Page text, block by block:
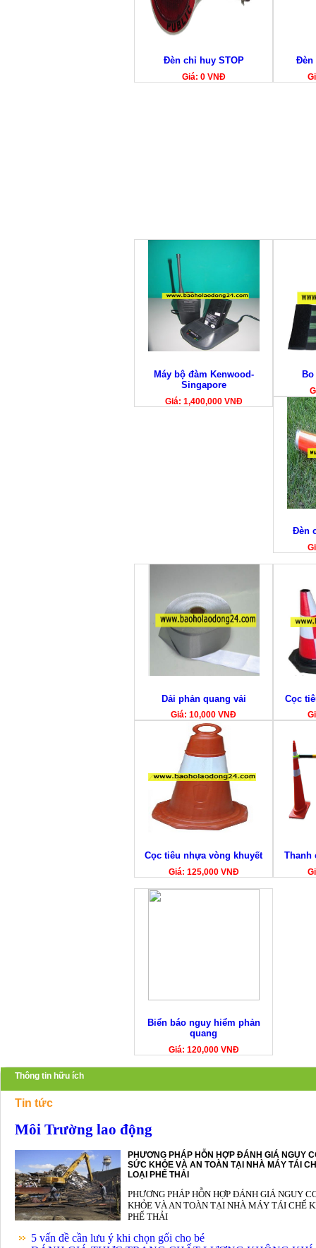
Đèn chỉ huy STOP
Giá: 0 VNĐ
Đèn
Máy bộ đàm Kenwood-
Singapore
Giá: 1,400,000 VNĐ
Đèn
Dải phản quang vải
Giá: 10,000 VNĐ
Cọc
Cọc tiêu nhựa vòng khuyết
Giá: 125,000 VNĐ
Thanh
Biển báo nguy hiểm phản
quang
Giá: 120,000 VNĐ
Thông tin hữu ích
Tin tức
Môi Trường lao động
PHƯƠNG PHÁP HỖN HỢP ĐÁNH GIÁ NGUY
SỨC KHỎE VÀ AN TOÀN TẠI NHÀ MÁY TÁI
LOẠI PHẾ THẢI
PHƯƠNG PHÁP HỖN HỢP ĐÁNH GIÁ NGUY
KHỎE VÀ AN TOÀN TẠI NHÀ MÁY TÁI CHẾ
PHẾ THẢI
5 vấn đề cần lưu ý khi chọn gối cho bé